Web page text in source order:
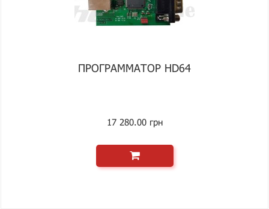
ПРОГРАММАТОР HD64
17 280.00 грн